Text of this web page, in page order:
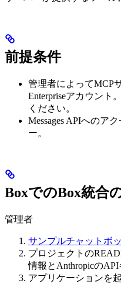
前提条件
管理者によってMCP
Enterpriseアカウント。
ください。
Messages APIへのア
ー。
BoxでのBox統合
管理者
サンプルチャットボ
プロジェクトの
情報とAnthropicのAPI
アプリケーションを